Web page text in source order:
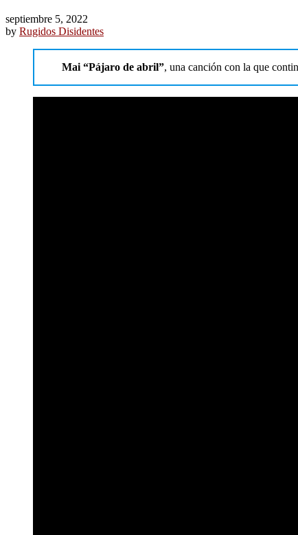
septiembre 5, 2022
by Rugidos Disidentes
Mai “Pájaro de abril”, una canción con la que